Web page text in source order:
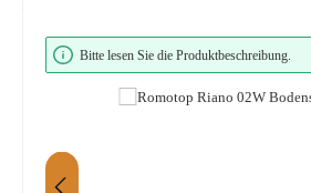
Bildergalerie überspringen
Bitte lesen Sie die Produktbeschreibung.